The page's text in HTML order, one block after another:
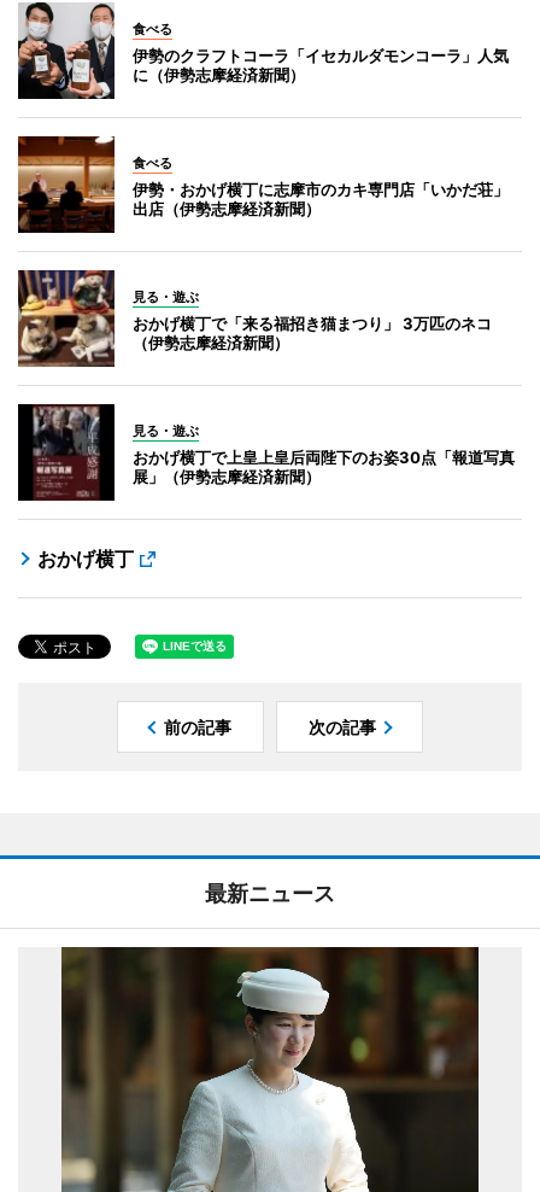
食べる
伊勢のクラフトコーラ「イセカルダモンコーラ」人気
に（伊勢志摩経済新聞）
食べる
伊勢・おかげ横丁に志摩市のカキ専門店「いかだ荘」
出店（伊勢志摩経済新聞）
見る・遊ぶ
おかげ横丁で「来る福招き猫まつり」 3万匹のネコ
（伊勢志摩経済新聞）
見る・遊ぶ
おかげ横丁で上皇上皇后両陛下のお姿30点「報道写真
展」（伊勢志摩経済新聞）
おかげ横丁
前の記事 次の記事
最新ニュース